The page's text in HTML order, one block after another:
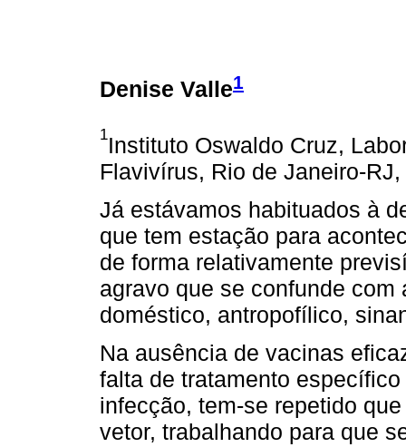
Denise Valle1
1Instituto Oswaldo Cruz,
Flavivírus, Rio de Janeiro-
Já estávamos habituados à
que tem estação para
de forma relativamente
agravo que se confunde
doméstico, antropofílico,
Na ausência de vacinas
falta de tratamento
infecção, tem-se repetido
vetor, trabalhando para que